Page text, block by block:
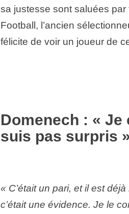
sa justesse sont saluées
Football, l’ancien
félicite de voir un joueur de
Domenech : «
suis pas surpris
« C’était un pari, et il est
c’était une évidence. Je le